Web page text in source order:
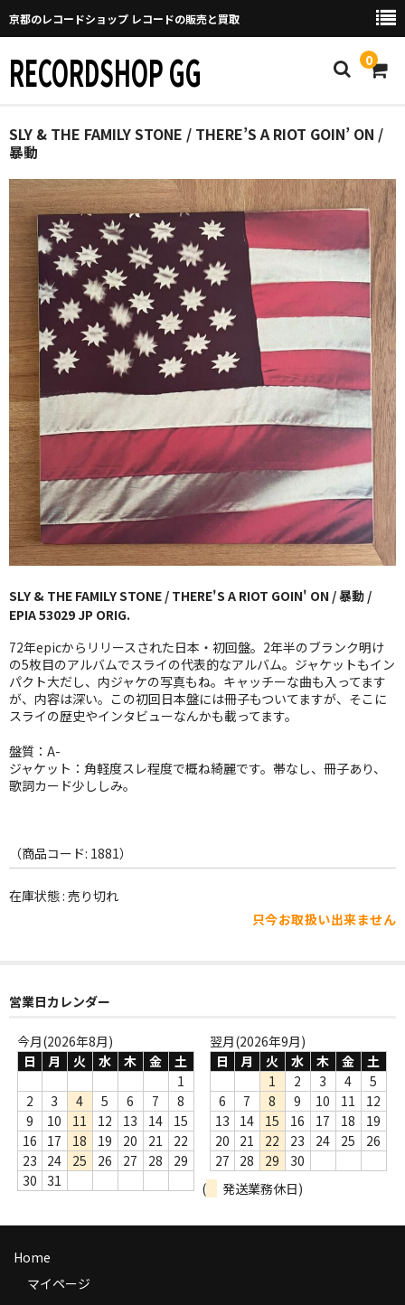
京都のレコードショップ レコードの販売と買取
RECORDSHOP GG 0
Home
GGについて
買取について
取り置きなどについて
Categories
New Arrivals
新譜
GG RECORD （当店のレーベル）
全商品
JAZZ-US
BLUE NOTE
JAZZ-JP
JAZZ-VOCAL
J-POP
FOLK,SSW
その他
7INC
Webのみ no.2
Webのみ no.3
売り切れ
Help
送料
商品の発送
SLY & THE FAMILY STONE / THERE’S A RIOT GOIN’ ON /
暴動
SLY & THE FAMILY STONE / THERE'S A RIOT GOIN' ON / 暴動 /
EPIA 53029 JP ORIG.
72年epicからリリースされた日本・初回盤。2年半のブランク明け
の5枚目のアルバムでスライの代表的なアルバム。ジャケットもイン
パクト大だし、内ジャケの写真もね。キャッチーな曲も入ってます
が、内容は深い。この初回日本盤には冊子もついてますが、そこに
スライの歴史やインタビューなんかも載ってます。
盤質：A-
ジャケット：角軽度スレ程度で概ね綺麗です。帯なし、冊子あり、
歌詞カード少ししみ。
（商品コード: 1881）
在庫状態 : 売り切れ
只今お取扱い出来ません
営業日カレンダー
今月(2026年8月)
日
月 火 水 木 金
土
1
2
3 4 5 6 7
8
9
10 11 12 13 14
15
16
17 18 19 20 21
22
23
24 25 26 27 28
29
30
31
翌月(2026年9月)
日
月 火 水 木 金
土
1
2 3 4
5
6
7 8 9 10 11
12
13
14 15 16 17 18
19
20
21 22 23 24 25
26
27
28 29
30
(
発送業務休日)
Home
マイページ